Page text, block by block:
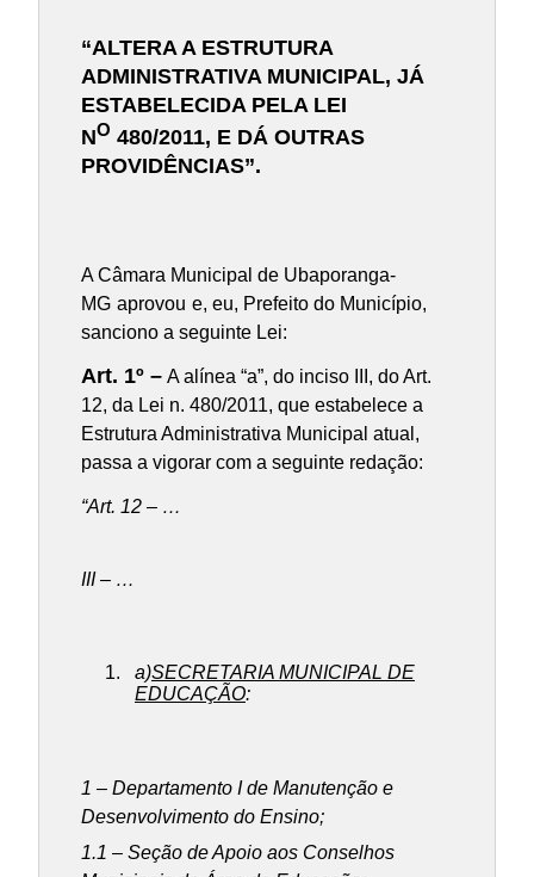
“ALTERA A ESTRUTURA
ADMINISTRATIVA MUNICIPAL, JÁ
ESTABELECIDA PELA LEI
NO 480/2011, E DÁ OUTRAS
PROVIDÊNCIAS”.
A Câmara Municipal de Ubaporanga-
MG aprovou e, eu, Prefeito do Município,
sanciono a seguinte Lei:
Art. 1º – A alínea “a”, do inciso III, do Art.
12, da Lei n. 480/2011, que estabelece a
Estrutura Administrativa Municipal atual,
passa a vigorar com a seguinte redação:
“Art. 12 – …
III – …
a)SECRETARIA MUNICIPAL DE
EDUCAÇÃO:
1 – Departamento I de Manutenção e
Desenvolvimento do Ensino;
1.1 – Seção de Apoio aos Conselhos